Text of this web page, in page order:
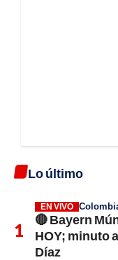
Lo último
EN VIVO
🔴 Bayern
HOY; minuto
Díaz